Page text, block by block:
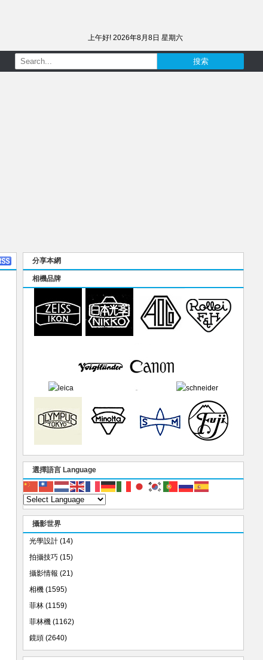
上午好! 2026年8月8日 星期六
分享本網
相機品牌
選擇語言 Language
攝影世界
光學設計 (14)
拍攝技巧 (15)
攝影情報 (21)
相機 (1595)
菲林 (1159)
菲林機 (1162)
鏡頭 (2640)